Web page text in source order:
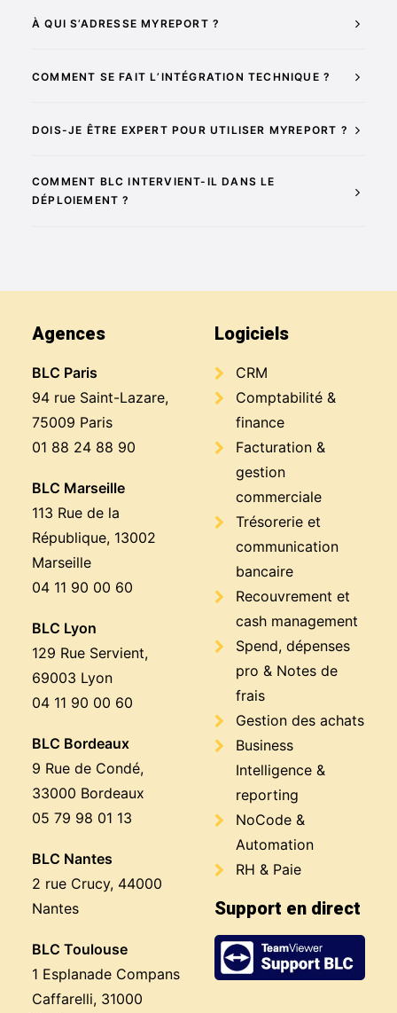
À QUI S’ADRESSE MYREPORT ?
COMMENT SE FAIT L’INTÉGRATION TECHNIQUE ?
DOIS-JE ÊTRE EXPERT POUR UTILISER MYREPORT ?
COMMENT BLC INTERVIENT-IL DANS LE
DÉPLOIEMENT ?
Agences
BLC Paris
94 rue Saint-Lazare,
75009 Paris
01 88 24 88 90
BLC Marseille
113 Rue de la
République, 13002
Marseille
04 11 90 00 60
BLC Lyon
129 Rue Servient,
69003 Lyon
04 11 90 00 60
BLC Bordeaux
9 Rue de Condé,
33000 Bordeaux
05 79 98 01 13
BLC Nantes
2 rue Crucy, 44000
Nantes
BLC Toulouse
1 Esplanade Compans
Caffarelli, 31000
Logiciels
CRM
Comptabilité &
finance
Facturation &
gestion
commerciale
Trésorerie et
communication
bancaire
Recouvrement et
cash management
Spend, dépenses
pro & Notes de
frais
Gestion des achats
Business
Intelligence &
reporting
NoCode &
Automation
RH & Paie
Support en direct